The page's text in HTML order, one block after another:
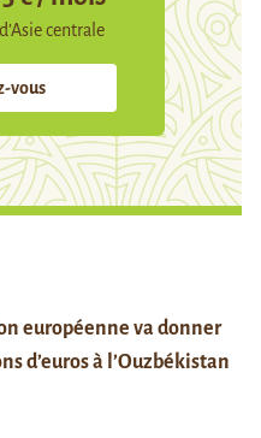
centrale
vous
européenne va donner
d’euros à l’Ouzbékistan